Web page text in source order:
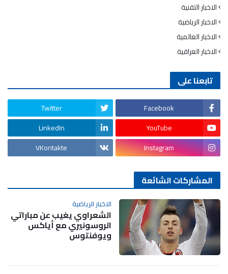
الاخبار التقنية
الاخبار الرياضية
الاخبار العالمية
الاخبار العراقية
تابعنا على
Facebook
Twitter
YouTube
LinkedIn
Instagram
VKontakte
المشاركات الشائعة
الاخبار الرياضية
الشعراوي يغيب عن مباراتي
الروسونيري مع أياكس
ويوفنتوس